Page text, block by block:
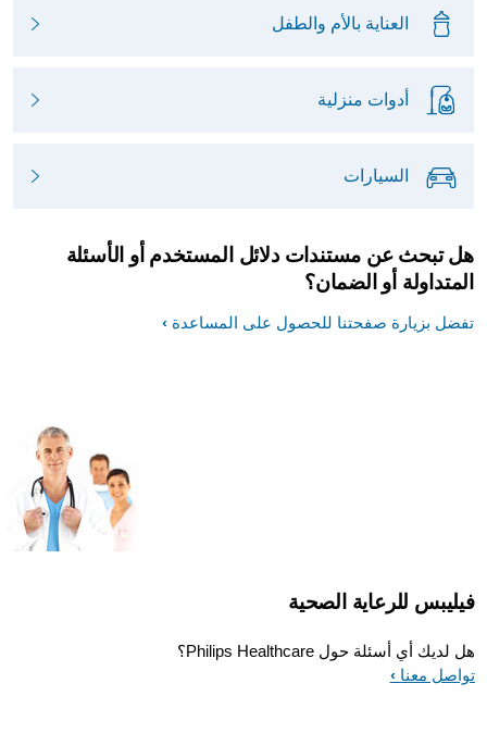
العناية بالأم والطفل
أدوات منزلية
السيارات
هل تبحث عن مستندات دلائل المستخدم أو الأسئلة
المتداولة أو الضمان؟
تفضل بزيارة صفحتنا للحصول على المساعدة
فيليبس للرعاية الصحية
هل لديك أي أسئلة حول Philips Healthcare؟
تواصل معنا